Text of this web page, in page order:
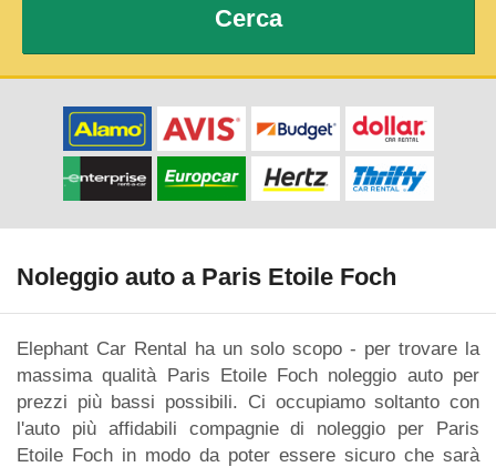
Cerca
Noleggio auto a Paris Etoile Foch
Elephant Car Rental ha un solo scopo - per trovare la
massima qualità Paris Etoile Foch noleggio auto per
prezzi più bassi possibili. Ci occupiamo soltanto con
l'auto più affidabili compagnie di noleggio per Paris
Etoile Foch in modo da poter essere sicuro che sarà